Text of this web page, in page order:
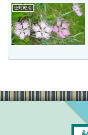
密封療法